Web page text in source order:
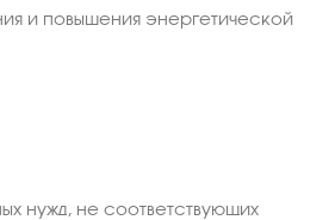
и повышения энергетической
нужд, не соответствующих